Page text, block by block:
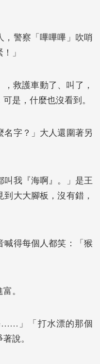
，警察「嗶嗶嗶」吹哨
」
救護車動了、叫了，
是，什麼也沒看到。
名字？」大人還圍著另
叫我『海啊』。」是王
大大腳板，沒有錯，
喊得每個人都笑：「猴
。
……」「打水漂的那個
說。